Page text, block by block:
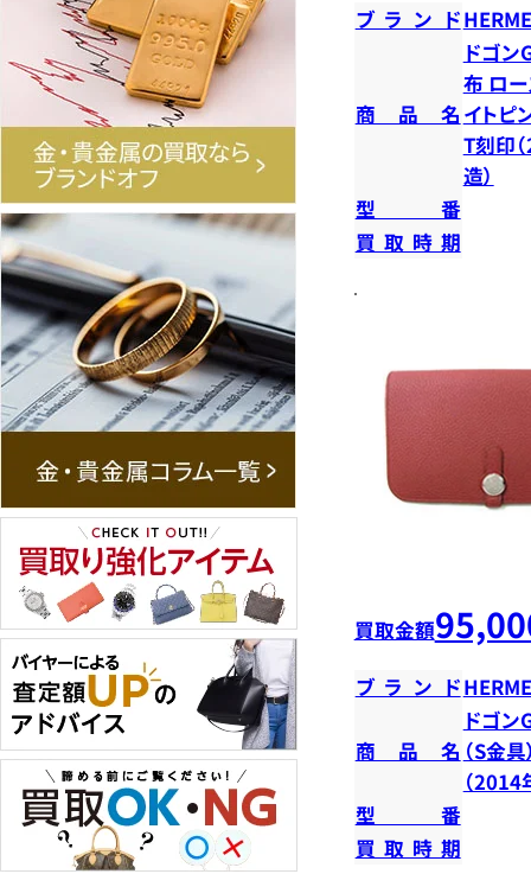
ブランド
商品名
ドゴン
布 ロ
イトピ
T刻印
造）
型番
買取時期
買取金額
ブランド
商品名
ドゴン
（S金
（2014
型番
買取時期